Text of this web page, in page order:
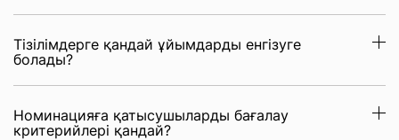
Тізілімдерге қандай ұйымдарды енгізуге
болады?
Номинацияға қатысушыларды бағалау
критерийлері қандай?